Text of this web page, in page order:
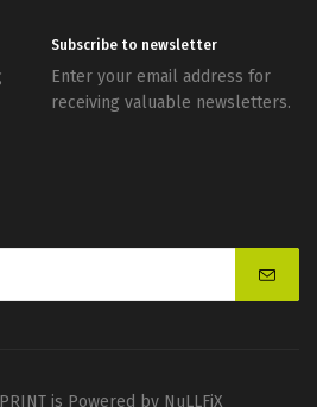
Subscribe to newsletter
Enter your email address for
receiving valuable newsletters.
is Powered by NuLLFiX